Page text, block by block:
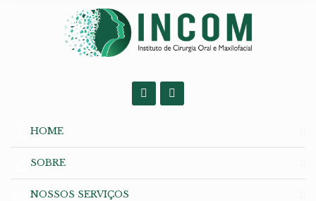
HOME
SOBRE
NOSSOS SERVIÇOS